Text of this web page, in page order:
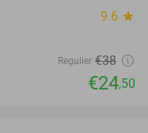
9.6 star
Regulier €38
€24,50